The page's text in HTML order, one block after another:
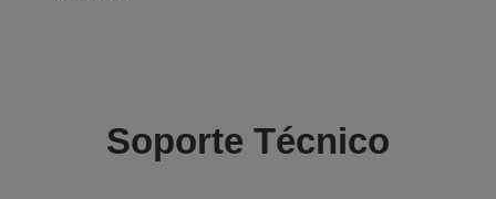
Soporte Técnico